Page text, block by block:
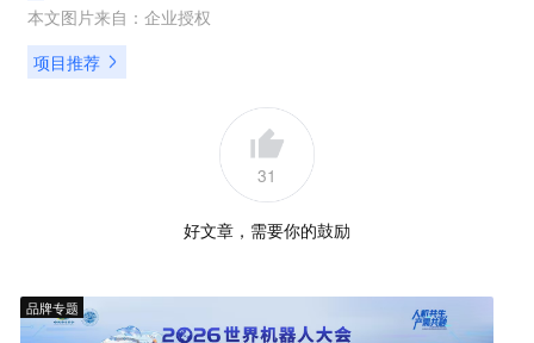
本文图片来自： 企业授权
项目推荐
31
好文章，需要你的鼓励
品牌专题